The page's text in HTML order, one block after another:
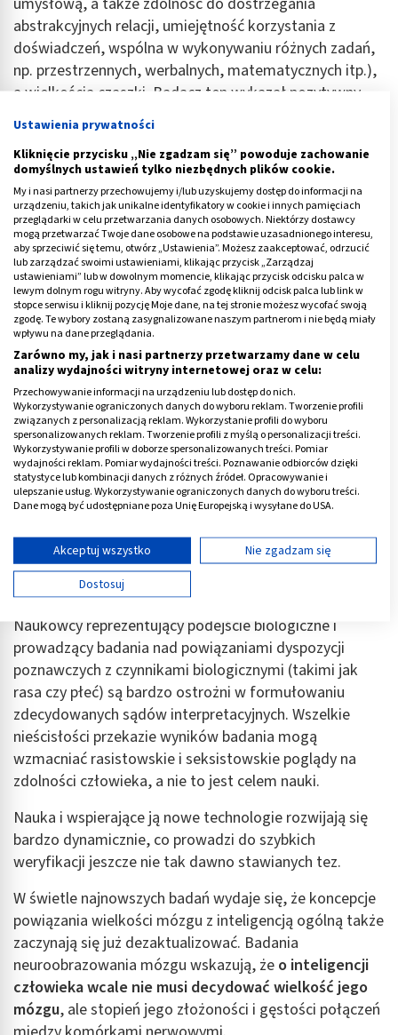
abstrakcyjnych relacji, umiejętność korzystania z
doświadczeń, wspólna w wykonywaniu różnych zadań,
np. przestrzennych, werbalnych, matematycznych itp.),
a wielkością czaszki. Badacz ten wykazał pozytywny
związek między wielkością czaszki, a indywidualnym
ilorazem inteligencji ogólnej, niezależnie od rasy i płci.
Reklama
Zdolności specyficzne
Badanie zdolności specyficznych np. testy inteligencji
naukowców z Uniwersytetu Erazma, czyli badanie
poszczególnych wiązek zdolności, nie w pełni uprawnia
do wyciągania wniosków na temat inteligencji ogólnej.
Naukowcy reprezentujący podejście biologiczne i
prowadzący badania nad powiązaniami dyspozycji
poznawczych z czynnikami biologicznymi (takimi jak
rasa czy płeć) są bardzo ostrożni w formułowaniu
zdecydowanych sądów interpretacyjnych. Wszelkie
nieścisłości przekazie wyników badania mogą
wzmacniać rasistowskie i seksistowskie poglądy na
zdolności człowieka, a nie to jest celem nauki.
Nauka i wspierające ją nowe technologie rozwijają się
bardzo dynamicznie, co prowadzi do szybkich
weryfikacji jeszcze nie tak dawno stawianych tez.
W świetle najnowszych badań wydaje się, że koncepcje
powiązania wielkości mózgu z inteligencją ogólną także
zaczynają się już dezaktualizować. Badania
neuroobrazowania mózgu wskazują, że o inteligencji
człowieka wcale nie musi decydować wielkość jego
mózgu, ale stopień jego złożoności i gęstości połączeń
Ustawienia prywatności
Kliknięcie przycisku „Nie zgadzam się” powoduje zachowanie
domyślnych ustawień tylko niezbędnych plików cookie.
My i nasi partnerzy przechowujemy i/lub uzyskujemy dostęp do informacji na
urządzeniu, takich jak unikalne identyfikatory w cookie i innych pamięciach
przeglądarki w celu przetwarzania danych osobowych. Niektórzy dostawcy
mogą przetwarzać Twoje dane osobowe na podstawie uzasadnionego interesu,
aby sprzeciwić się temu, otwórz „Ustawienia”. Możesz zaakceptować, odrzucić
lub zarządzać swoimi ustawieniami, klikając przycisk „Zarządzaj
ustawieniami” lub w dowolnym momencie, klikając przycisk odcisku palca w
lewym dolnym rogu witryny. Aby wycofać zgodę kliknij odcisk palca lub link w
stopce serwisu i kliknij pozycję Moje dane, na tej stronie możesz wycofać swoją
zgodę. Te wybory zostaną zasygnalizowane naszym partnerom i nie będą miały
wpływu na dane przeglądania.
Zarówno my, jak i nasi partnerzy przetwarzamy dane w celu
analizy wydajności witryny internetowej oraz w celu:
Przechowywanie informacji na urządzeniu lub dostęp do nich.
Wykorzystywanie ograniczonych danych do wyboru reklam. Tworzenie profili
związanych z personalizacją reklam. Wykorzystanie profili do wyboru
spersonalizowanych reklam. Tworzenie profili z myślą o personalizacji treści.
Wykorzystywanie profili w doborze spersonalizowanych treści. Pomiar
wydajności reklam. Pomiar wydajności treści. Poznawanie odbiorców dzięki
statystyce lub kombinacji danych z różnych źródeł. Opracowywanie i
ulepszanie usług. Wykorzystywanie ograniczonych danych do wyboru treści.
Dane mogą być udostępniane poza Unię Europejską i wysyłane do USA.
Wyświetl listę partnerów (11 dostawców IAB)
Używamy Twoich danych w następujących celach:
Cele przetwarzania IAB:
Przechowywanie informacji na urządzeniu lub
dostęp do nich
Wykorzystywanie ograniczonych danych do
wyboru reklam
Tworzenie profili w celu spersonalizowanych
reklam
Wykorzystanie profili do wyboru
spersonalizowanych reklam
Tworzenie profili w celu personalizacji treści
Wykorzystywanie profili w celu doboru
Pomiar efektywności reklam
Pomiar efektywności treści
Rozumienie odbiorców dzięki statystyce lub
kombinacji danych z różnych źródeł
Akceptuj wszystko
Nie zgadzam się
Dostosuj